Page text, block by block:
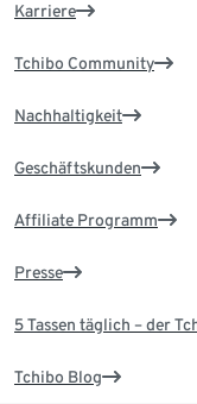
Karriere
Tchibo Community
Nachhaltigkeit
Geschäftskunden
Affiliate Programm
Presse
5 Tassen täglich – der
Tchibo Blog